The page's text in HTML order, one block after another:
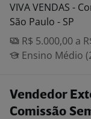
VIVA VENDAS -
São Paulo - SP
R$ 5.000,00 a
Ensino Médio
Vendedor
Comissão